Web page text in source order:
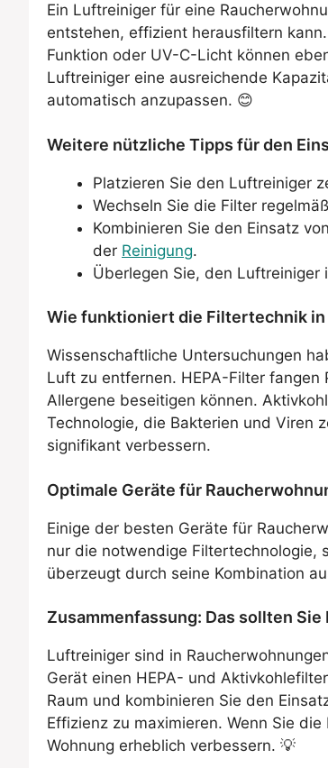
Ein Luftreiniger für eine
entstehen, effizient herausfiltern
Funktion oder UV-C-Licht können
Luftreiniger eine ausreichende
automatisch anzupassen. 😊
Weitere nützliche Tipps für den
Platzieren Sie den Luftreiniger
Wechseln Sie die Filter
Kombinieren Sie den Einsatz
der Reinigung.
Überlegen Sie, den Luftreiniger
Wie funktioniert die Filtertechnik
Wissenschaftliche Untersuchungen
Luft zu entfernen. HEPA-Filter
Allergene beseitigen können.
Technologie, die Bakterien und Viren
signifikant verbessern.
Optimale Geräte für
Einige der besten Geräte für
nur die notwendige Filtertechnologie,
überzeugt durch seine Kombination
Zusammenfassung: Das sollten
Luftreiniger sind in
Gerät einen HEPA- und
Raum und kombinieren Sie den
Effizienz zu maximieren. Wenn Sie
Wohnung erheblich verbessern. 💡